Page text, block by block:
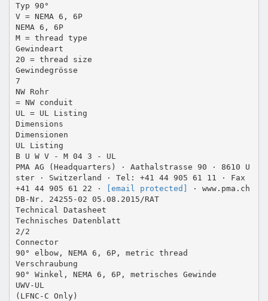
Typ 90°
V = NEMA 6, 6P
NEMA 6, 6P
M = thread type
Gewindeart
20 = thread size
Gewindegrösse
7
NW Rohr
= NW conduit
UL = UL Listing
Dimensions
Dimensionen
UL Listing
B U W V - M 04 3 - UL
PMA AG (Headquarters) · Aathalstrasse 90 · 8610 U
ster · Switzerland · Tel: +41 44 905 61 11 · Fax
+41 44 905 61 22 ·
[email protected]
· www.pma.ch
DB-Nr. 24255-02 05.08.2015/RAT
Technical Datasheet
Technisches Datenblatt
2/2
Connector
90° elbow, NEMA 6, 6P, metric thread
Verschraubung
90° Winkel, NEMA 6, 6P, metrisches Gewinde
UWV-UL
(LFNC-C Only)